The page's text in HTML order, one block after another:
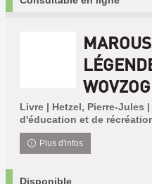
WOVZOG
Livre | Hetzel, Pierre-Jules
d'éducation et de
Plus d'infos
Disponible